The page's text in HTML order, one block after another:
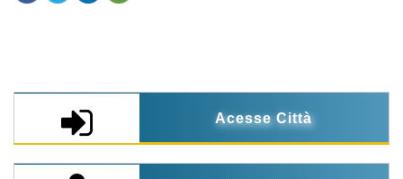
Acesse Città